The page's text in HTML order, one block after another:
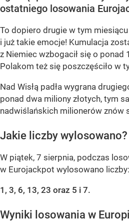
ostatniego losowania
To dopiero drugie w tym
i już takie emocje! Kumulacja
z Niemiec wzbogacił się o ponad
Polakom też się poszczęściło w
Nad Wisłą padła wygrana
ponad dwa miliony złotych, tym
nadwiślańskich milionerów znów
Jakie liczby wylosowano?
W piątek, 7 sierpnia, podczas
w Eurojackpot wylosowano liczby:
1, 3, 6, 13, 23 oraz 5 i 7.
Wyniki losowania w